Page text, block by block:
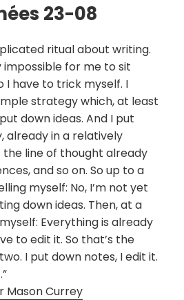
23-08
ritual about writing.
impossible for me to sit
I have to trick myself. I
strategy which, at least
down ideas. And I put
already in a relatively
line of thought already
and so on. So up to a
myself: No, I’m not yet
down ideas. Then, at a
Everything is already
to edit it. So that’s the
I put down notes, I edit it.
Mason Currey